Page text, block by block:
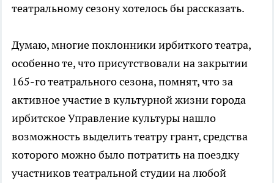
театральному сезону хотелось бы рассказать.
Думаю, многие поклонники ирбиткого театра,
особенно те, что присутствовали на закрытии
165-го театрального сезона, помнят, что за
активное участие в культурной жизни города
ирбитское Управление культуры нашло
возможность выделить театру грант, средства
которого можно было потратить на поездку
участников театральной студии на любой